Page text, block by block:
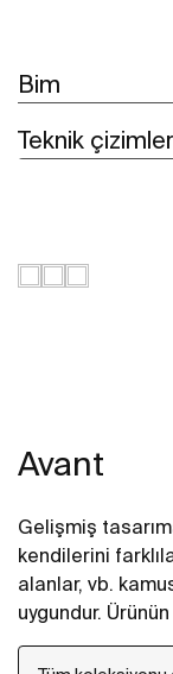
Bim
Teknik çizimler
Avant
Gelişmiş
kendilerini
alanlar, vb.
uygundur.
sıçramalarını
tasarımın